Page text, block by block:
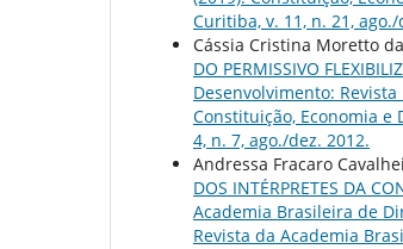
Curitiba, v. 11, n. 21, ago./
Cássia Cristina Moretto
DO PERMISSIVO
Desenvolvimento:
Constituição, Economia
4, n. 7, ago./dez. 2012.
Andressa Fracaro
DOS INTÉRPRETES DA
Academia Brasileira de
Revista da Academia